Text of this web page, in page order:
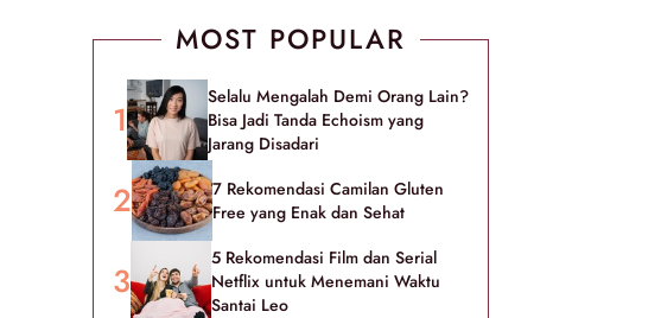
MOST POPULAR
Selalu Mengalah Demi Orang Lain?
Bisa Jadi Tanda Echoism yang
Jarang Disadari
7 Rekomendasi Camilan Gluten
Free yang Enak dan Sehat
5 Rekomendasi Film dan Serial
Netflix untuk Menemani Waktu
Santai Leo